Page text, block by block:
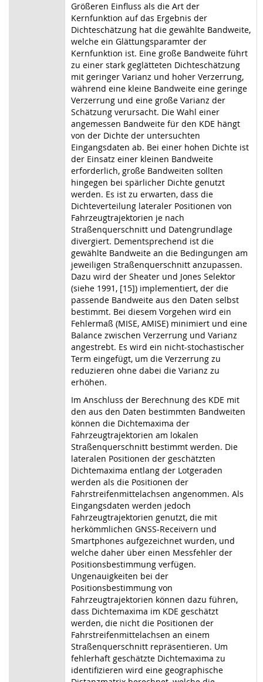
Größeren Einfluss als die Art der
Kernfunktion auf das Ergebnis der
Dichteschätzung hat die gewählte Bandweite,
welche ein Glättungsparamter der
Kernfunktion ist. Eine große Bandweite führt
zu einer stark geglätteten Dichteschätzung
mit geringer Varianz und hoher Verzerrung,
während eine kleine Bandweite eine geringe
Verzerrung und eine große Varianz der
Schätzung verursacht. Die Wahl einer
angemessen Bandweite für den KDE hängt
von der Dichte der untersuchten
Eingangsdaten ab. Bei einer hohen Dichte ist
der Einsatz einer kleinen Bandweite
erforderlich, große Bandweiten sollten
hingegen bei spärlicher Dichte genutzt
werden. Es ist zu erwarten, dass die
Dichteverteilung lateraler Positionen von
Fahrzeugtrajektorien je nach
Straßenquerschnitt und Datengrundlage
divergiert. Dementsprechend ist die
gewählte Bandweite an die Bedingungen am
jeweiligen Straßenquerschnitt anzupassen.
Dazu wird der Sheater und Jones Selektor
(siehe 1991, [15]) implementiert, der die
passende Bandweite aus den Daten selbst
bestimmt. Bei diesem Vorgehen wird ein
Fehlermaß (MISE, AMISE) minimiert und eine
Balance zwischen Verzerrung und Varianz
angestrebt. Es wird ein nicht-stochastischer
Term eingefügt, um die Verzerrung zu
reduzieren ohne dabei die Varianz zu
erhöhen.
Im Anschluss der Berechnung des KDE mit
den aus den Daten bestimmten Bandweiten
können die Dichtemaxima der
Fahrzeugtrajektorien am lokalen
Straßenquerschnitt bestimmt werden. Die
lateralen Positionen der geschätzten
Dichtemaxima entlang der Lotgeraden
werden als die Positionen der
Fahrstreifenmittelachsen angenommen. Als
Eingangsdaten werden jedoch
Fahrzeugtrajektorien genutzt, die mit
herkömmlichen GNSS-Receivern und
Smartphones aufgezeichnet wurden, und
welche daher über einen Messfehler der
Positionsbestimmung verfügen.
Ungenauigkeiten bei der
Positionsbestimmung von
Fahrzeugtrajektorien können dazu führen,
dass Dichtemaxima im KDE geschätzt
werden, die nicht die Positionen der
Fahrstreifenmittelachsen an einem
Straßenquerschnitt repräsentieren. Um
fehlerhaft geschätzte Dichtemaxima zu
identifizieren wird eine geographische